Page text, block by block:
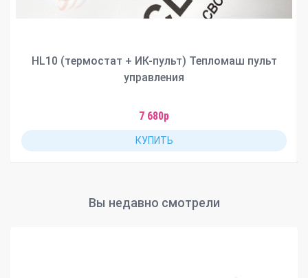
HL10 (термостат + ИК-пульт) Тепломаш пульт
управления
7 680р
КУПИТЬ
Вы недавно смотрели